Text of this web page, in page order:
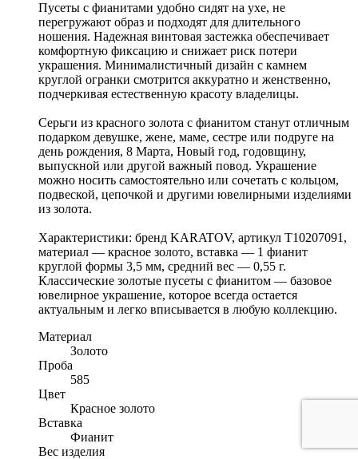
Пусеты с фианитами удобно сидят на ухе, не
перегружают образ и подходят для длительного
ношения. Надежная винтовая застежка обеспечивает
комфортную фиксацию и снижает риск потери
украшения. Минималистичный дизайн с камнем
круглой огранки смотрится аккуратно и женственно,
подчеркивая естественную красоту владелицы.
Серьги из красного золота с фианитом станут отличным
подарком девушке, жене, маме, сестре или подруге на
день рождения, 8 Марта, Новый год, годовщину,
выпускной или другой важный повод. Украшение
можно носить самостоятельно или сочетать с кольцом,
подвеской, цепочкой и другими ювелирными изделиями
из золота.
Характеристики: бренд KARATOV, артикул Т10207091,
материал — красное золото, вставка — 1 фианит
круглой формы 3,5 мм, средний вес — 0,55 г.
Классические золотые пусеты с фианитом — базовое
ювелирное украшение, которое всегда остается
актуальным и легко вписывается в любую коллекцию.
Материал
Золото
Проба
585
Цвет
Красное золото
Вставка
Фианит
Вес изделия